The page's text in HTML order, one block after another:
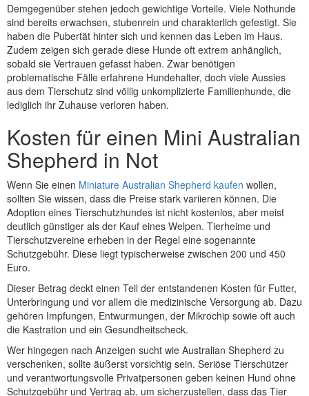
Demgegenüber stehen jedoch gewichtige Vorteile. Viele Nothunde
sind bereits erwachsen, stubenrein und charakterlich gefestigt. Sie
haben die Pubertät hinter sich und kennen das Leben im Haus.
Zudem zeigen sich gerade diese Hunde oft extrem anhänglich,
sobald sie Vertrauen gefasst haben. Zwar benötigen
problematische Fälle erfahrene Hundehalter, doch viele Aussies
aus dem Tierschutz sind völlig unkomplizierte Familienhunde, die
lediglich ihr Zuhause verloren haben.
Kosten für einen Mini Australian
Shepherd in Not
Wenn Sie einen Miniature Australian Shepherd kaufen wollen,
sollten Sie wissen, dass die Preise stark variieren können. Die
Adoption eines Tierschutzhundes ist nicht kostenlos, aber meist
deutlich günstiger als der Kauf eines Welpen. Tierheime und
Tierschutzvereine erheben in der Regel eine sogenannte
Schutzgebühr. Diese liegt typischerweise zwischen 200 und 450
Euro.
Dieser Betrag deckt einen Teil der entstandenen Kosten für Futter,
Unterbringung und vor allem die medizinische Versorgung ab. Dazu
gehören Impfungen, Entwurmungen, der Mikrochip sowie oft auch
die Kastration und ein Gesundheitscheck.
Wer hingegen nach Anzeigen sucht wie Australian Shepherd zu
verschenken, sollte äußerst vorsichtig sein. Seriöse Tierschützer
und verantwortungsvolle Privatpersonen geben keinen Hund ohne
Schutzgebühr und Vertrag ab, um sicherzustellen, dass das Tier